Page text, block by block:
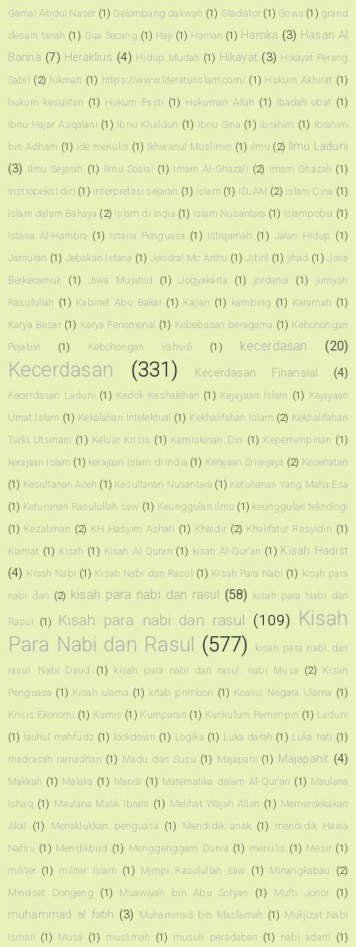
Gamal Abdul Naser (1) Gelombang dakwah (1) Gladiator (1) Gowa (1) grand
desain tanah (1) Gua Secang (1) Haji (1) Haman (1) Hamka (3) Hasan Al
Banna (7) Heraklius (4) Hidup Mudah (1) Hikayat (3) Hikayat Perang
Sabil
(2) hikmah (1) https://www.literaturislam.com/ (1) Hukum Akhirat (1)
hukum kesulitan (1) Hukum Pasti (1) Hukuman Allah (1) Ibadah obat (1)
Ibnu Hajar Asqalani (1) Ibnu Khaldun (1) Ibnu Sina (1) Ibrahim (1) Ibrahim
bin Adham (1) ide menulis (1) Ikhwanul Muslimin (1) ilmu (2)
Ilmu Laduni
(3) Ilmu Sejarah (1) Ilmu Sosial (1) Imam Al-Ghazali (2) imam Ghazali (1)
Instropeksi diri (1) interpretasi sejarah (1) Islam (1) ISLAM (2) Islam Cina (1)
Islam dalam Bahaya (2) Islam di India (1) Islam Nusantara (1) Islampobia (1)
Istana Al-Hambra (1) Istana Penguasa (1) Istiqamah (1) Jalan Hidup (1)
Jamuran (1) Jebakan Istana (1) Jendral Mc Arthu (1) Jibril (1) jihad (1) Jiwa
Berkecamuk
(1) Jiwa Mujahid (1) Jogyakarta (1) jordania (1)
jurriyah
Rasulullah (1) Kabinet Abu Bakar (1) Kajian (1) kambing (1) Karamah (1)
Karya Besar (1) Karya Fenomenal (1) Kebebasan beragama (1) Kebohongan
Pejabat
(1) Kebohongan Yahudi (1) kecerdasan (20)
Kecerdasan (331) Kecerdasan Finansial (4)
Kecerdasan Laduni (1) Kedok Keshalehan (1) Kejayaan Islam (1) Kejayaan
Umat Islam (1) Kekalahan Intelektual (1) Kekhalifahan Islam (2) Kekhalifahan
Turki Utsmani (1) Keluar Krisis (1) Kemiskinan Diri (1) Kepemimpinan (1)
kerajaan Islam (1) kerajaan Islam di India (1) Kerajaan Sriwijaya (2) Kesehatan
(1) Kesultanan Aceh (1) Kesultanan Nusantara (1) Ketuhanan Yang Maha Esa
(1) Keturunan Rasulullah saw (1) Keunggulan ilmu (1) keunggulan teknologi
(1) Kezaliman (2) KH Hasyim Ashari (1) Khaidir (2) Khalifatur Rasyidin (1)
Kiamat (1) Kisah (1) Kisah Al Quran (1) kisah Al-Qur'an (1) Kisah Hadist
(4) Kisah Nabi (1) Kisah Nabi dan Rasul (1) Kisah Para Nabi (1) kisah para
nabi dan (2) kisah para nabi dan rasul (58) kisah para Nabi dan
Rasul (1) Kisah para nabi dan rasul (109) Kisah
Para Nabi dan Rasul (577)
kisah para nabi dan
rasul. Nabi Daud
(1) kisah para nabi dan rasul. nabi Musa (2) Kisah
Penguasa (1) Kisah ulama (1) kitab primbon (1) Koalisi Negara Ulama (1)
Krisis Ekonomi (1) Kumis (1) Kumparan (1) Kurikulum Pemimpin (1) Laduni
(1) lauhul mahfudz (1) lockdown (1) Logika (1) Luka darah (1) Luka hati (1)
madrasah ramadhan (1) Madu dan Susu (1) Majapahi (1) Majapahit (4)
Makkah (1) Malaka (1) Mandi (1) Matematika dalam Al-Qur'an (1) Maulana
Ishaq (1) Maulana Malik Ibrahi (1) Melihat Wajah Allah (1) Memerdekakan
Akal
(1) Menaklukkan penguasa (1) Mendidik anak (1)
mendidik Hawa
Nafsu (1) Mendikbud (1) Menggenggam Dunia (1) menulis (1) Mesir (1)
militer (1) militer Islam (1) Mimpi Rasulullah saw (1) Minangkabau
(2)
Mindset Dongeng
(1) Muawiyah bin Abu Sofyan (1) Mufti Johor (1)
muhammad al fatih (3) Muhammad bin Maslamah (1) Mukjizat Nabi
Ismail
(1) Musa (1) muslimah (1) musuh peradaban (1) nabi adam (1)